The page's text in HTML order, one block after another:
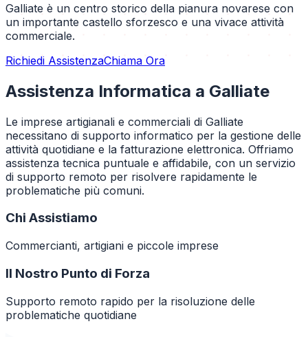
Galliate è un centro storico della pianura novarese con
un importante castello sforzesco e una vivace attività
commerciale.
Richiedi AssistenzaChiama Ora
Assistenza Informatica a Galliate
Le imprese artigianali e commerciali di Galliate
necessitano di supporto informatico per la gestione delle
attività quotidiane e la fatturazione elettronica. Offriamo
assistenza tecnica puntuale e affidabile, con un servizio
di supporto remoto per risolvere rapidamente le
problematiche più comuni.
Chi Assistiamo
Commercianti, artigiani e piccole imprese
Il Nostro Punto di Forza
Supporto remoto rapido per la risoluzione delle
problematiche quotidiane